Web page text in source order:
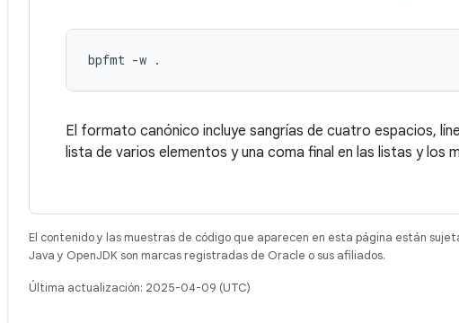
El formato canónico incluye sangrías de cuatro espacios,
lista de varios elementos y una coma final en las listas y los
El contenido y las muestras de código que aparecen en esta página están
Java y OpenJDK son marcas registradas de Oracle o sus afiliados.
Última actualización: 2025-04-09 (UTC)